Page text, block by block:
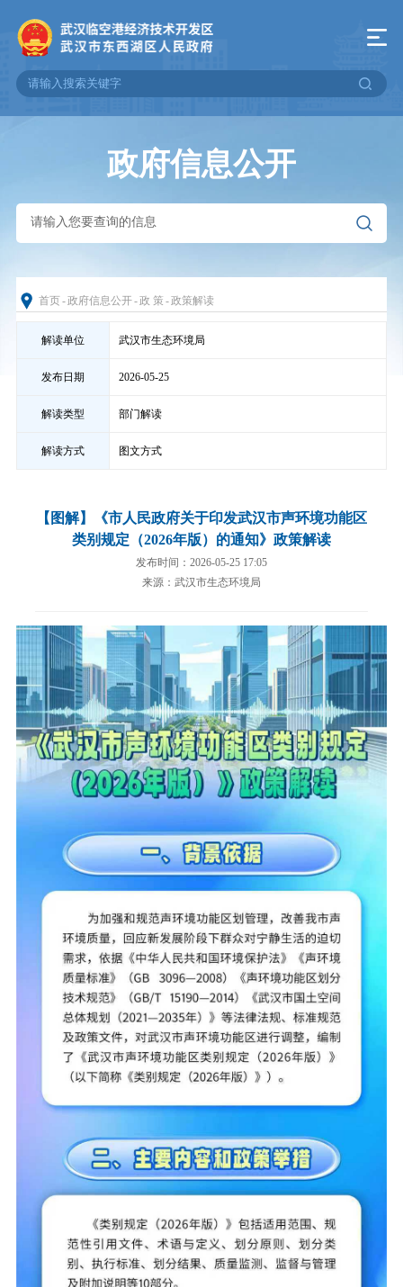
政府信息公开
首页-政府信息公开-政 策 -政策解读
解读单位 武汉市生态环境局
发布日期 2026-05-25
解读类型 部门解读
解读方式 图文方式
【图解】《市人民政府关于印发武汉市声环境功能区
类别规定（2026年版）的通知》政策解读
发布时间：2026-05-25 17:05
来源：武汉市生态环境局